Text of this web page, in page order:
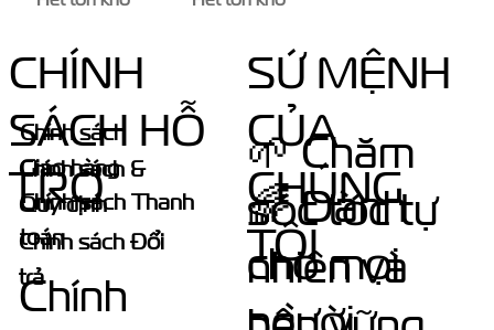
CHÍNH
SÁCH HỖ
TRỢ
SỨ MỆNH
CỦA
CHÚNG
TÔI
Chính sách &
Quy định
Chính sách
Giao hàng
🌱 Chăm
sóc tóc tự
nhiên và
Chính sách Thanh
toán
🌈 Dành
cho mọi
Chính sách Đổi
trả
Chính